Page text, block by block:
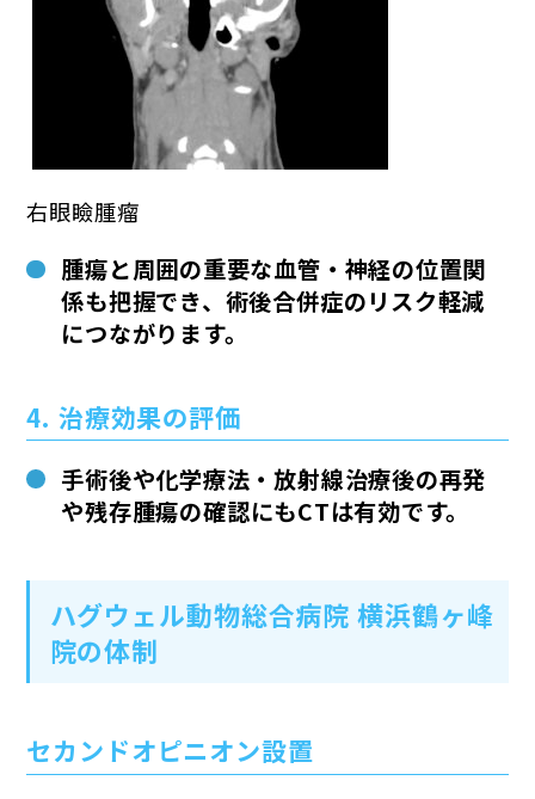
右眼瞼腫瘤
腫瘍と周囲の重要な血管・神経の位置関
係も把握でき、術後合併症のリスク軽減
につながります。
4. 治療効果の評価
手術後や化学療法・放射線治療後の再発
や残存腫瘍の確認にもCTは有効です。
ハグウェル動物総合病院 横浜鶴ヶ峰
院の体制
セカンドオピニオン設置